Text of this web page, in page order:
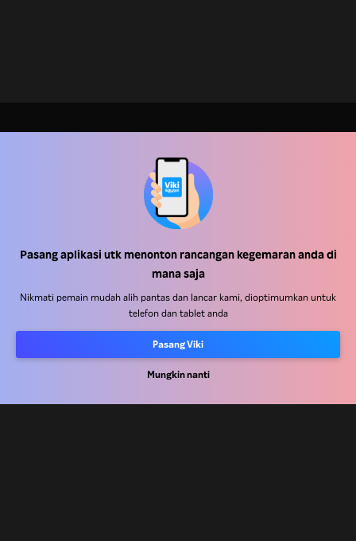
Pasang aplikasi utk menonton rancangan kegemaran anda di
mana saja
Nikmati pemain mudah alih pantas dan lancar kami, dioptimumkan untuk
telefon dan tablet anda
Pasang Viki
Mungkin nanti
Pusat Bantuan